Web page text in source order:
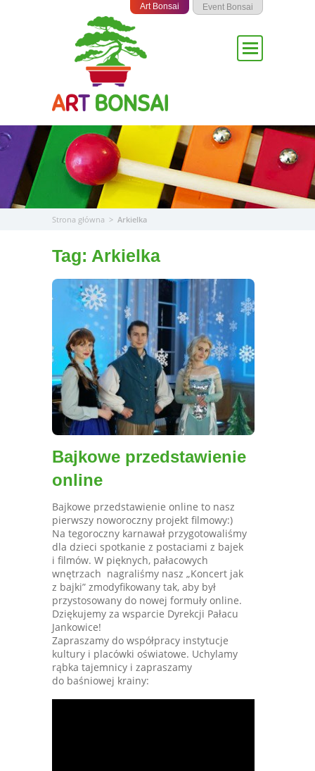
Art Bonsai Event Bonsai
Strona główna > Arkielka
Tag: Arkielka
Bajkowe przedstawienie
online
Bajkowe przedstawienie online to nasz
pierwszy noworoczny projekt filmowy:)
Na tegoroczny karnawał przygotowaliśmy
dla dzieci spotkanie z postaciami z bajek
i filmów. W pięknych, pałacowych
wnętrzach nagraliśmy nasz „Koncert jak
z bajki” zmodyfikowany tak, aby był
przystosowany do nowej formuły online.
Dziękujemy za wsparcie Dyrekcji Pałacu
Jankowice!
Zapraszamy do współpracy instytucje
kultury i placówki oświatowe. Uchylamy
rąbka tajemnicy i zapraszamy
do baśniowej krainy: